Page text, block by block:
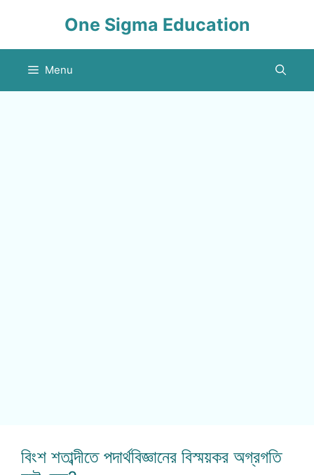
One Sigma Education
Menu
বিংশ শতাব্দীতে পদার্থবিজ্ঞানের বিস্ময়কর অগ্রগতি